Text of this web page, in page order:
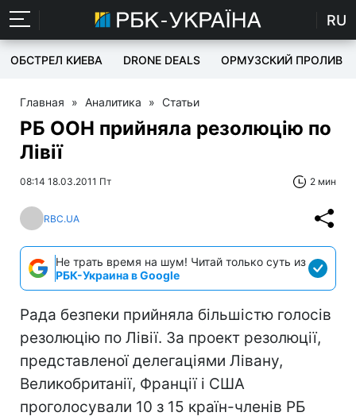
RU
ОБСТРЕЛ КИЕВА DRONE DEALS ОРМУЗСКИЙ ПРОЛИВ
Главная » Аналитика » Статьи
РБ ООН прийняла резолюцію по
Лівії
08:14 18.03.2011 Пт 2 мин
RBC.UA
Не трать время на шум! Читай только суть из
РБК-Украина в Google
Рада безпеки прийняла більшістю голосів
резолюцію по Лівії. За проект резолюції,
представленої делегаціями Лівану,
Великобританії, Франції і США
проголосували 10 з 15 країн-членів РБ